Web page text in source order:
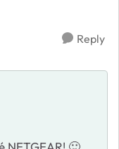
Reply